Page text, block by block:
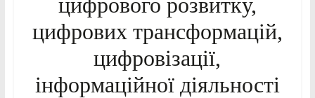
цифрових трансформацій,
цифровізації,
інформаційної діяльності